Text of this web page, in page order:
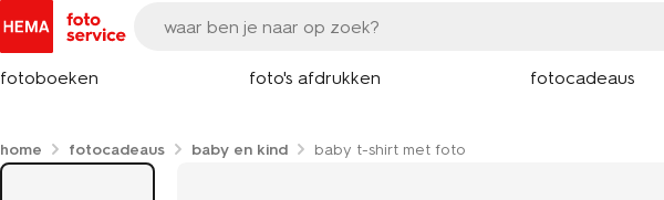
fotoboeken foto's afdrukken fotocadeaus
home fotocadeaus baby en kind baby t-shirt met foto